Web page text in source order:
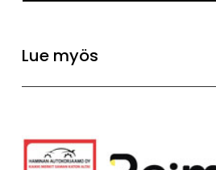
Lue myös